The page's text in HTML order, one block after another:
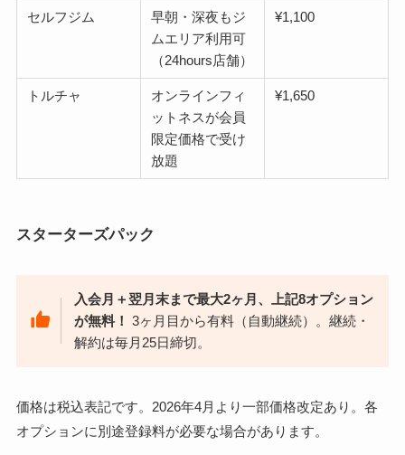
セルフジム
早朝・深夜もジ
ムエリア利用可
（24hours店舗）
¥1,100
トルチャ
オンラインフィ
ットネスが会員
限定価格で受け
放題
¥1,650
スターターズパック
入会月＋翌月末まで最大2ヶ月、上記8オプション
が無料！ 3ヶ月目から有料（自動継続）。継続・
解約は毎月25日締切。
価格は税込表記です。2026年4月より一部価格改定あり。各
オプションに別途登録料が必要な場合があります。